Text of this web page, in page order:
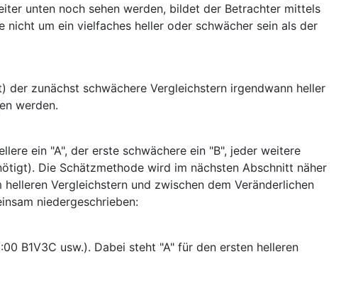
unten noch sehen werden, bildet der Betrachter mittels
um ein vielfaches heller oder schwächer sein als der
der zunächst schwächere Vergleichstern irgendwann heller
werden.
ein "A", der erste schwächere ein "B", jeder weitere
Die Schätzmethode wird im nächsten Abschnitt näher
Vergleichstern und zwischen dem Veränderlichen
niedergeschrieben:
B1V3C usw.). Dabei steht "A" für den ersten helleren